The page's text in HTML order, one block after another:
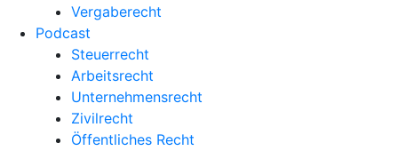
Vergaberecht
Podcast
Steuerrecht
Arbeitsrecht
Unternehmens­recht
Zivilrecht
Öffentliches Recht